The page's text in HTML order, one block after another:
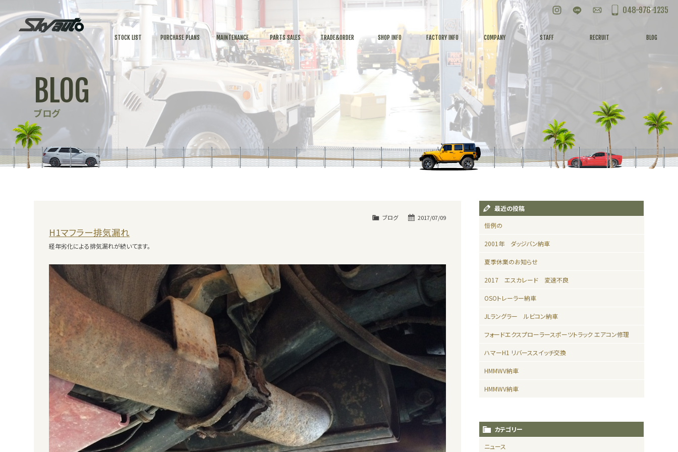
お問い合わせ
048-976-1235
STOCK LIST PURCHASE PLANS MAINTENANCE PARTS SALES TRADE&ORDER SHOP INFO FACTORY INFO COMPANY STAFF RECRUIT BLOG
BLOG
ブログ
2017/07/09
ブログ
H1マフラー排気漏れ
経年劣化による排気漏れが続いてます。
最近の投稿
恒例の
2001年 ダッジバン納車
夏季休業のお知らせ
2017 エスカレード 変速不良
OSOトレーラー納車
JLラングラー ルビコン納車
フォードエクスプローラースポーツトラック エアコン修理
ハマーH1 リバーススイッチ交換
HMMWV納車
HMMWV納車
カテゴリー
ニュース